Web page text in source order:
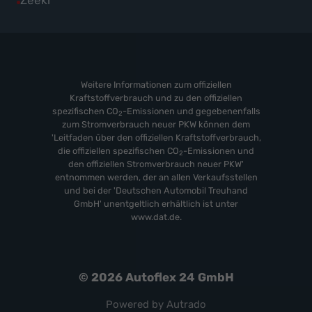
Volvo
Weitere Informationen zum offiziellen
Kraftstoffverbrauch und zu den offiziellen
spezifischen CO2-Emissionen und gegebenenfalls
zum Stromverbrauch neuer PKW können dem
'Leitfaden über den offiziellen Kraftstoffverbrauch,
die offiziellen spezifischen CO2-Emissionen und
den offiziellen Stromverbrauch neuer PKW'
entnommen werden, der an allen Verkaufsstellen
und bei der 'Deutschen Automobil Treuhand
GmbH' unentgeltlich erhältlich ist unter
www.dat.de.
© 2026 Autoflex 24 GmbH
Powered by Autrado